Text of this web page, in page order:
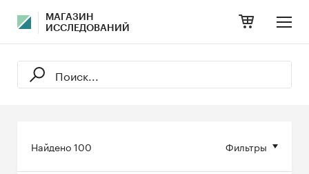
МАГАЗИН
ИССЛЕДОВАНИЙ
Фильтры
Найдено100